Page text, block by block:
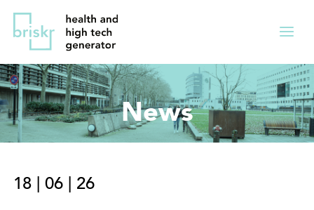
Overslaan
de
inhoud
gaan
Direct
naar
hoofdnavigatie
Menu
News
18 | 06 | 26